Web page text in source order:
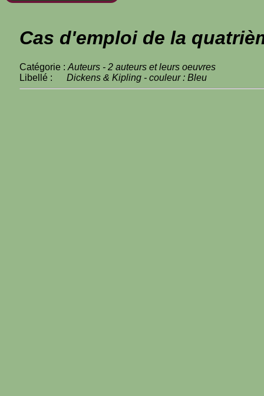
Cas d'emploi de la
Catégorie : Auteurs - 2 auteurs et leurs oeuvres
Libellé : Dickens & Kipling - couleur : Bleu